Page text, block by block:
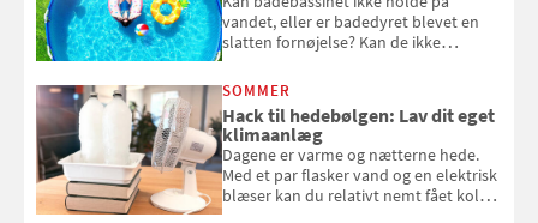
vandet, eller er badedyret blevet en
slatten fornøjelse? Kan de ikke
opmærksom, når du smider
badebassinet eller et badedyr ud
SOMMER
Hack til hedebølgen: Lav dit eget
klimaanlæg
Dagene er varme og nætterne hede.
Med et par flasker vand og en elektrisk
blæser kan du relativt nemt fået koldt